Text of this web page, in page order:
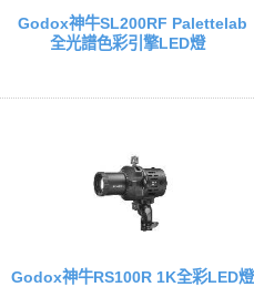
Godox神牛SL200RF Palettelab
全光譜色彩引擎LED燈
Godox神牛RS100R 1K全彩LED燈